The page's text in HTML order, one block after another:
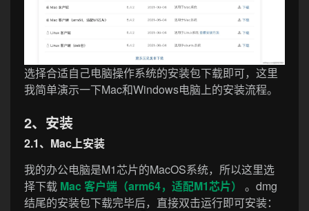
选择合适自己电脑操作系统的安装包下载即可，这里
我简单演示一下Mac和Windows电脑上的安装流程。
2、安装
2.1、Mac上安装
我的办公电脑是M1芯片的MacOS系统，所以这里选
择下载 Mac 客户端（arm64，适配M1芯片）
。dmg
结尾的安装包下载完毕后，直接双击运行即可安装：